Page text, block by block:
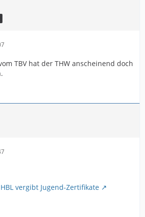
TBV hat der THW anscheinend doch
vergibt Jugend-Zertifikate